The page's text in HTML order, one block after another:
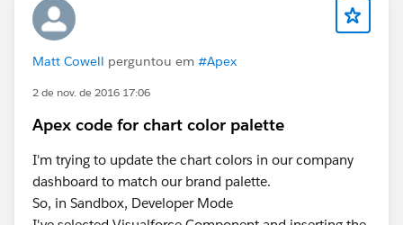
Matt Cowell perguntou em #Apex
2 de nov. de 2016 17:06
Apex code for chart color palette
I'm trying to update the chart colors in our company
dashboard to match our brand palette.
So, in Sandbox, Developer Mode